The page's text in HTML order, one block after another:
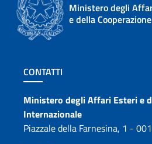
Ministero degli
e della
Sezione footer
CONTATTI
Contatti
Ministero degli Affari Esteri e
Internazionale
Piazzale della Farnesina, 1 -